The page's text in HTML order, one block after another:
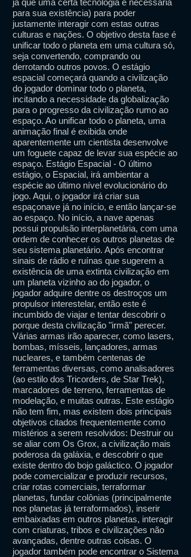
já que uma certa tecnologia é necessária
para sua existência) para poder
justamente interagir com estas outras
culturas e nações. O objetivo desta fase é
unificar todo o planeta em uma cultura só,
seja convertendo, comprando ou
derrotando outros povos. O estágio
espacial começará quando a civilização
do jogador dominar todo o planeta,
incitando a necessidade da globalização
para o progresso da civilização rumo ao
espaço. Ao unificar todo o planeta, uma
animação final é exibida onde
aparentemente um cientista desenvolve
um foguete capaz de levar sua espécie ao
espaço. Estágio Espacial - O último
estágio, o Espacial, irá ambientar a
espécie ao último nível evolucionário do
jogo. Aqui, o jogador irá criar sua
espaçonave já no início, e então lançar-se
ao espaço. No início, a nave apenas
possui propulsão interplanetária, com uma
ordem de conhecer os outros planetas de
seu sistema planetário. Após encontrar
sinais de rádio e ruínas que sugerem a
existência de uma extinta civilização em
um planeta vizinho ao do jogador, o
jogador adquire dentre os destroços um
propulsor interestelar, então este é
incumbido de viajar e tentar descobrir o
porque desta civilização "irmã" perecer.
Várias armas irão aparecer, como lasers,
bombas, mísseis, lançadores, armas
nucleares, e também centenas de
ferramentas diversas, como analisadores
(ao estilo dos Tricorders, de Star Trek),
marcadores de terreno, ferramentas de
modelação, e muitas outras. Este estágio
não tem fim, mas existem dois principais
objetivos citados frequentemente como
mistérios a serem resolvidos: Destruir ou
se aliar com Os Grox, a civilização mais
poderosa da galáxia, e descobrir o que
existe dentro do bojo galáctico. O jogador
pode comercializar e produzir recursos,
criar rotas comerciais, terraformar
planetas, fundar colônias (principalmente
nos planetas já terraformados), inserir
embaixadas em outros planetas, interagir
com criaturas, tribos e civilizações não
avançadas, dentre outras coisas. O
jogador também pode encontrar o Sistema